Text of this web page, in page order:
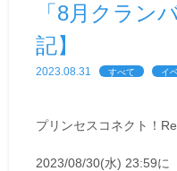
「8月クラン
記】
2023.08.31 すべて イ
プリンセスコネクト！
2023/08/30(水) 23:59に